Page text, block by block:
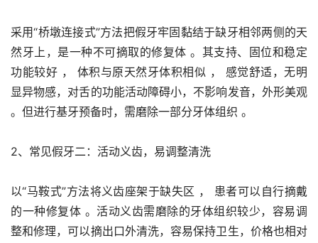
采用“桥墩连接式”方法把假牙牢固黏结于缺牙相邻两侧的天
然牙上，是一种不可摘取的修复体 。其支持、固位和稳定
功能较好 ， 体积与原天然牙体积相似 ， 感觉舒适，无明
显异物感，对舌的功能活动障碍小，不影响发音，外形美观
。但进行基牙预备时，需磨除一部分牙体组织 。
2、常见假牙二：活动义齿，易调整清洗
以“马鞍式”方法将义齿座架于缺失区 ， 患者可以自行摘戴
的一种修复体 。活动义齿需磨除的牙体组织较少，容易调
整和修理，可以摘出口外清洗，容易保持卫生，价格也相对